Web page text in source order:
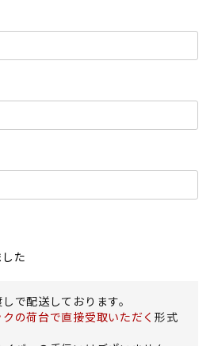
た
で配送しております。
の荷台で直接受取いただく形式